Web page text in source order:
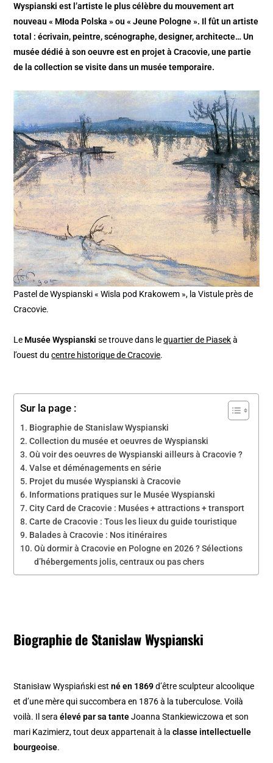
Wyspianski est l’artiste le plus célèbre du mouvement art
nouveau « Młoda Polska » ou « Jeune Pologne ». Il fût un artiste
total : écrivain, peintre, scénographe, designer, architecte… Un
musée dédié à son oeuvre est en projet à Cracovie, une partie
de la collection se visite dans un musée temporaire.
Pastel de Wyspianski « Wisla pod Krakowem », la Vistule près de
Cracovie.
Le Musée Wyspianski se trouve dans lequartier de Piasekà
l’ouest ducentre historique de Cracovie.
Sur la page :
Biographie de Stanislaw Wyspianski
Collection du musée et oeuvres de Wyspianski
Où voir des oeuvres de Wyspianski ailleurs à Cracovie ?
Valse et déménagements en série
Projet du musée Wyspianski à Cracovie
Informations pratiques sur le Musée Wyspianski
City Card de Cracovie : Musées + attractions + transport
Carte de Cracovie : Tous les lieux du guide touristique
Balades à Cracovie : Nos itinéraires
Où dormir à Cracovie en Pologne en 2026 ? Sélections
d’hébergements jolis, centraux ou pas chers
Biographie de Stanislaw Wyspianski
Stanisław Wyspiański estné en 1869d’être sculpteur alcoolique
et d’une mère qui succombera en 1876 à la tuberculose. Voilà
voilà. Il seraélevé par sa tanteJoanna Stankiewiczowa et son
mari Kazimierz, tout deux appartenait à laclasse intellectuelle
bourgeoise.